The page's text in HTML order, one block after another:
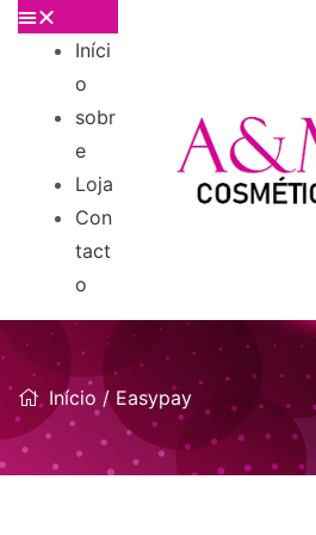
Iníci
o
sobr
e
Loja
Con
tact
o
Início / Easypay